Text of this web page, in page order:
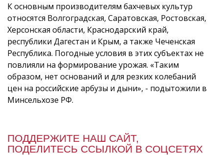
К основным производителям бахчевых культур
относятся Волгоградская, Саратовская, Ростовская,
Херсонская области, Краснодарский край,
республики Дагестан и Крым, а также Чеченская
Республика. Погодные условия в этих субъектах не
повлияли на формирование урожая. «Таким
образом, нет оснований и для резких колебаний
цен на российские арбузы и дыни», - подытожили в
Минсельхозе РФ.
ПОДДЕРЖИТЕ НАШ САЙТ,
ПОДЕЛИТЕСЬ ССЫЛКОЙ В СОЦСЕТЯХ